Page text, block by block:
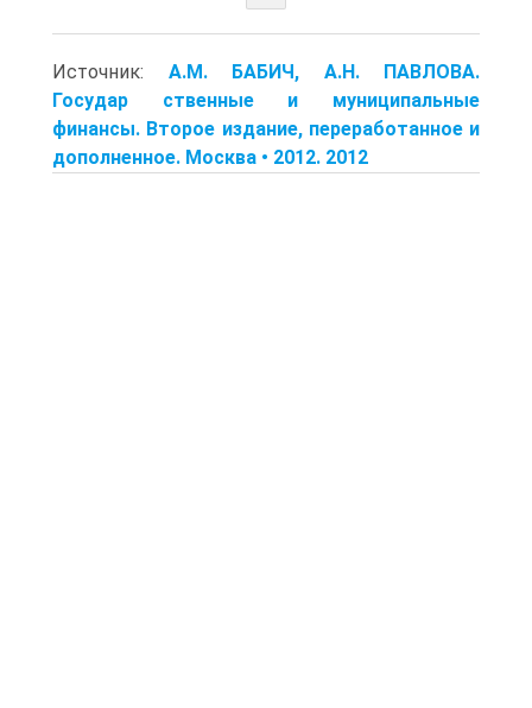
Источник: A.M. БАБИЧ, A.H. ПАВЛОВА.
Государ ственные и муниципальные
финансы. Второе издание, переработанное и
дополненное. Москва • 2012. 2012